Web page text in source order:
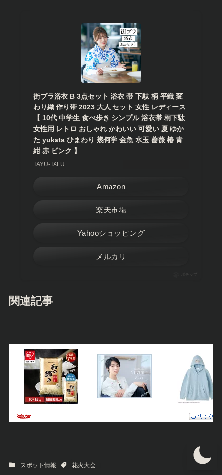
街ブラ浴衣 B 3点セット 浴衣 帯 下駄 柄 平織 変
わり織 作り帯 2023 大人 セット 女性 レディース
【 10代 中学生 食べ歩き シンプル 浴衣帯 桐下駄
女性用 レトロ おしゃれ かわいい 可愛い 夏 ゆか
た yukata ひまわり 幾何学 金魚 水玉 薔薇 椿 青
紺 赤 ピンク 】
TAYU-TAFU
Amazon
楽天市場
Yahooショッピング
メルカリ
ポチップ
関連記事
スポット情報 花火大会